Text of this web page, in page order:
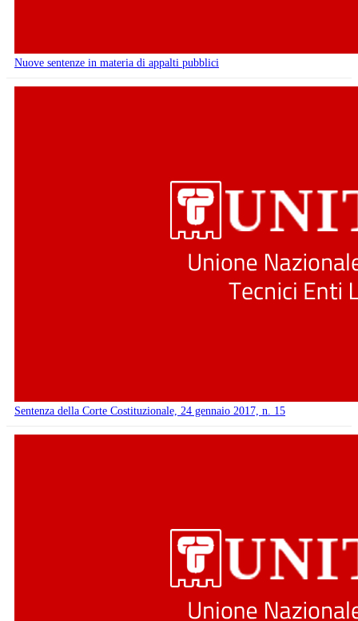
Nuove sentenze in materia di appalti pubblici
Sentenza della Corte Costituzionale, 24 gennaio 2017, n. 15